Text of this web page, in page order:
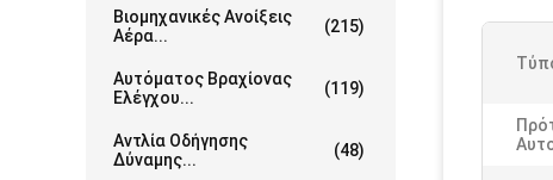
Βιομηχανικές Ανοίξεις
Αέρα...
(215)
Αυτόματος Βραχίονας
Ελέγχου...
(119)
Αντλία Οδήγησης
Δύναμης...
(48)